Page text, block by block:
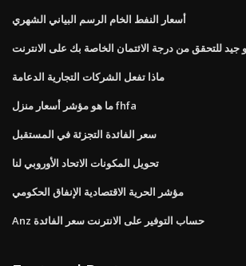
أسعار النفط الخام الرسم البياني الشهري
للتحقق من درجة الائتمان الخاصة بك على الانترنت
ماذا تفعل الشركات التجارية الدعامة
ما هو مؤشر أسعار منزل fhfa
سعر الفائدة التجزئة في المستقبل
تحويل المكونات الاتحاد الأوروبي لنا
مؤشر الحرية الاقتصادية الإنفاق الحكومي
Anz حساب التوفير على الانترنت سعر الفائدة